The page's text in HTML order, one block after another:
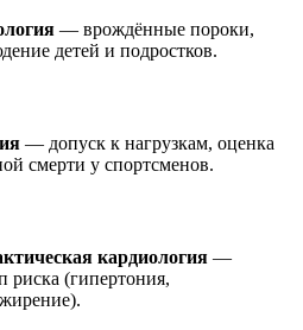
— врождённые пороки,
детей и подростков.
— допуск к нагрузкам, оценка
смерти у спортсменов.
кардиология —
риска (гипертония,